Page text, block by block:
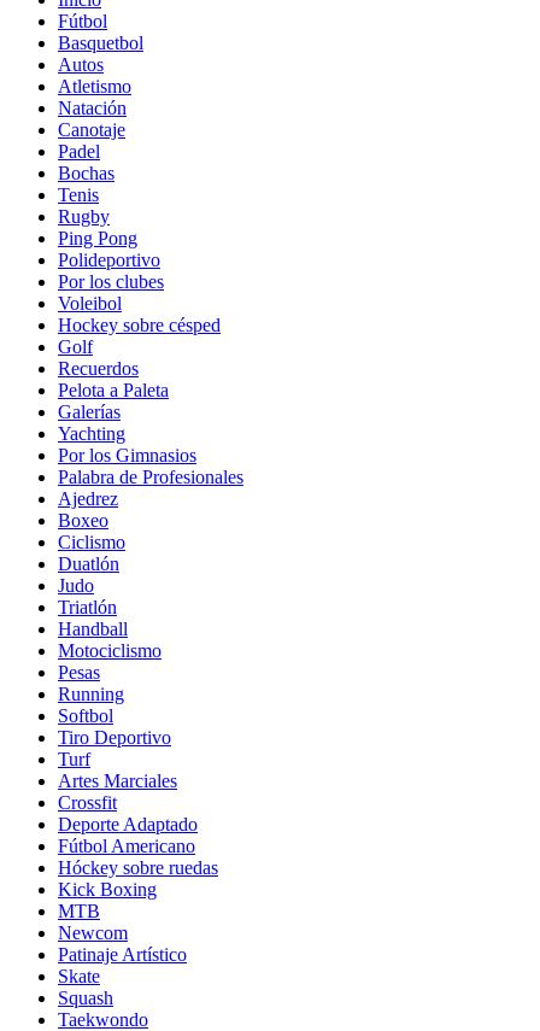
Fútbol
Basquetbol
Autos
Atletismo
Natación
Canotaje
Padel
Bochas
Tenis
Rugby
Ping Pong
Polideportivo
Por los clubes
Voleibol
Hockey sobre césped
Golf
Recuerdos
Pelota a Paleta
Galerías
Yachting
Por los Gimnasios
Palabra de Profesionales
Ajedrez
Boxeo
Ciclismo
Duatlón
Judo
Triatlón
Handball
Motociclismo
Pesas
Running
Softbol
Tiro Deportivo
Turf
Artes Marciales
Crossfit
Deporte Adaptado
Fútbol Americano
Hóckey sobre ruedas
Kick Boxing
MTB
Newcom
Patinaje Artístico
Skate
Squash
Taekwondo